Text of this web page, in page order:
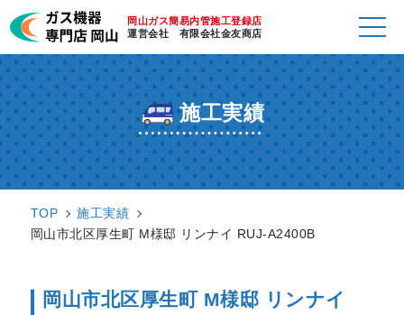
岡山ガス簡易内管施工登録店
運営会社 有限会社金友商店
施工実績
TOP
施工実績
岡山市北区厚生町 M様邸 リンナイ RUJ-A2400B
岡山市北区厚生町 M様邸 リンナイ